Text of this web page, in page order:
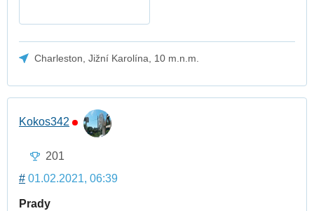
Charleston, Jižní Karolína, 10 m.n.m.
Kokos342
201
# 01.02.2021, 06:39
Prady